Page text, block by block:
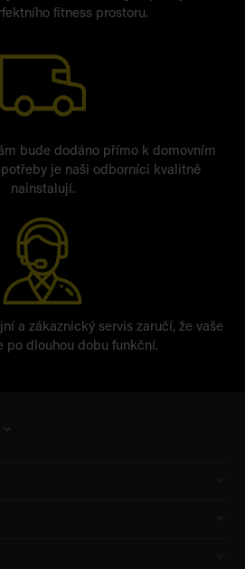
fitness prostoru.
bude dodáno přímo k domovním
je naši odborníci kvalitně
nainstalují.
a zákaznický servis zaručí, že vaše
po dlouhou dobu funkční.